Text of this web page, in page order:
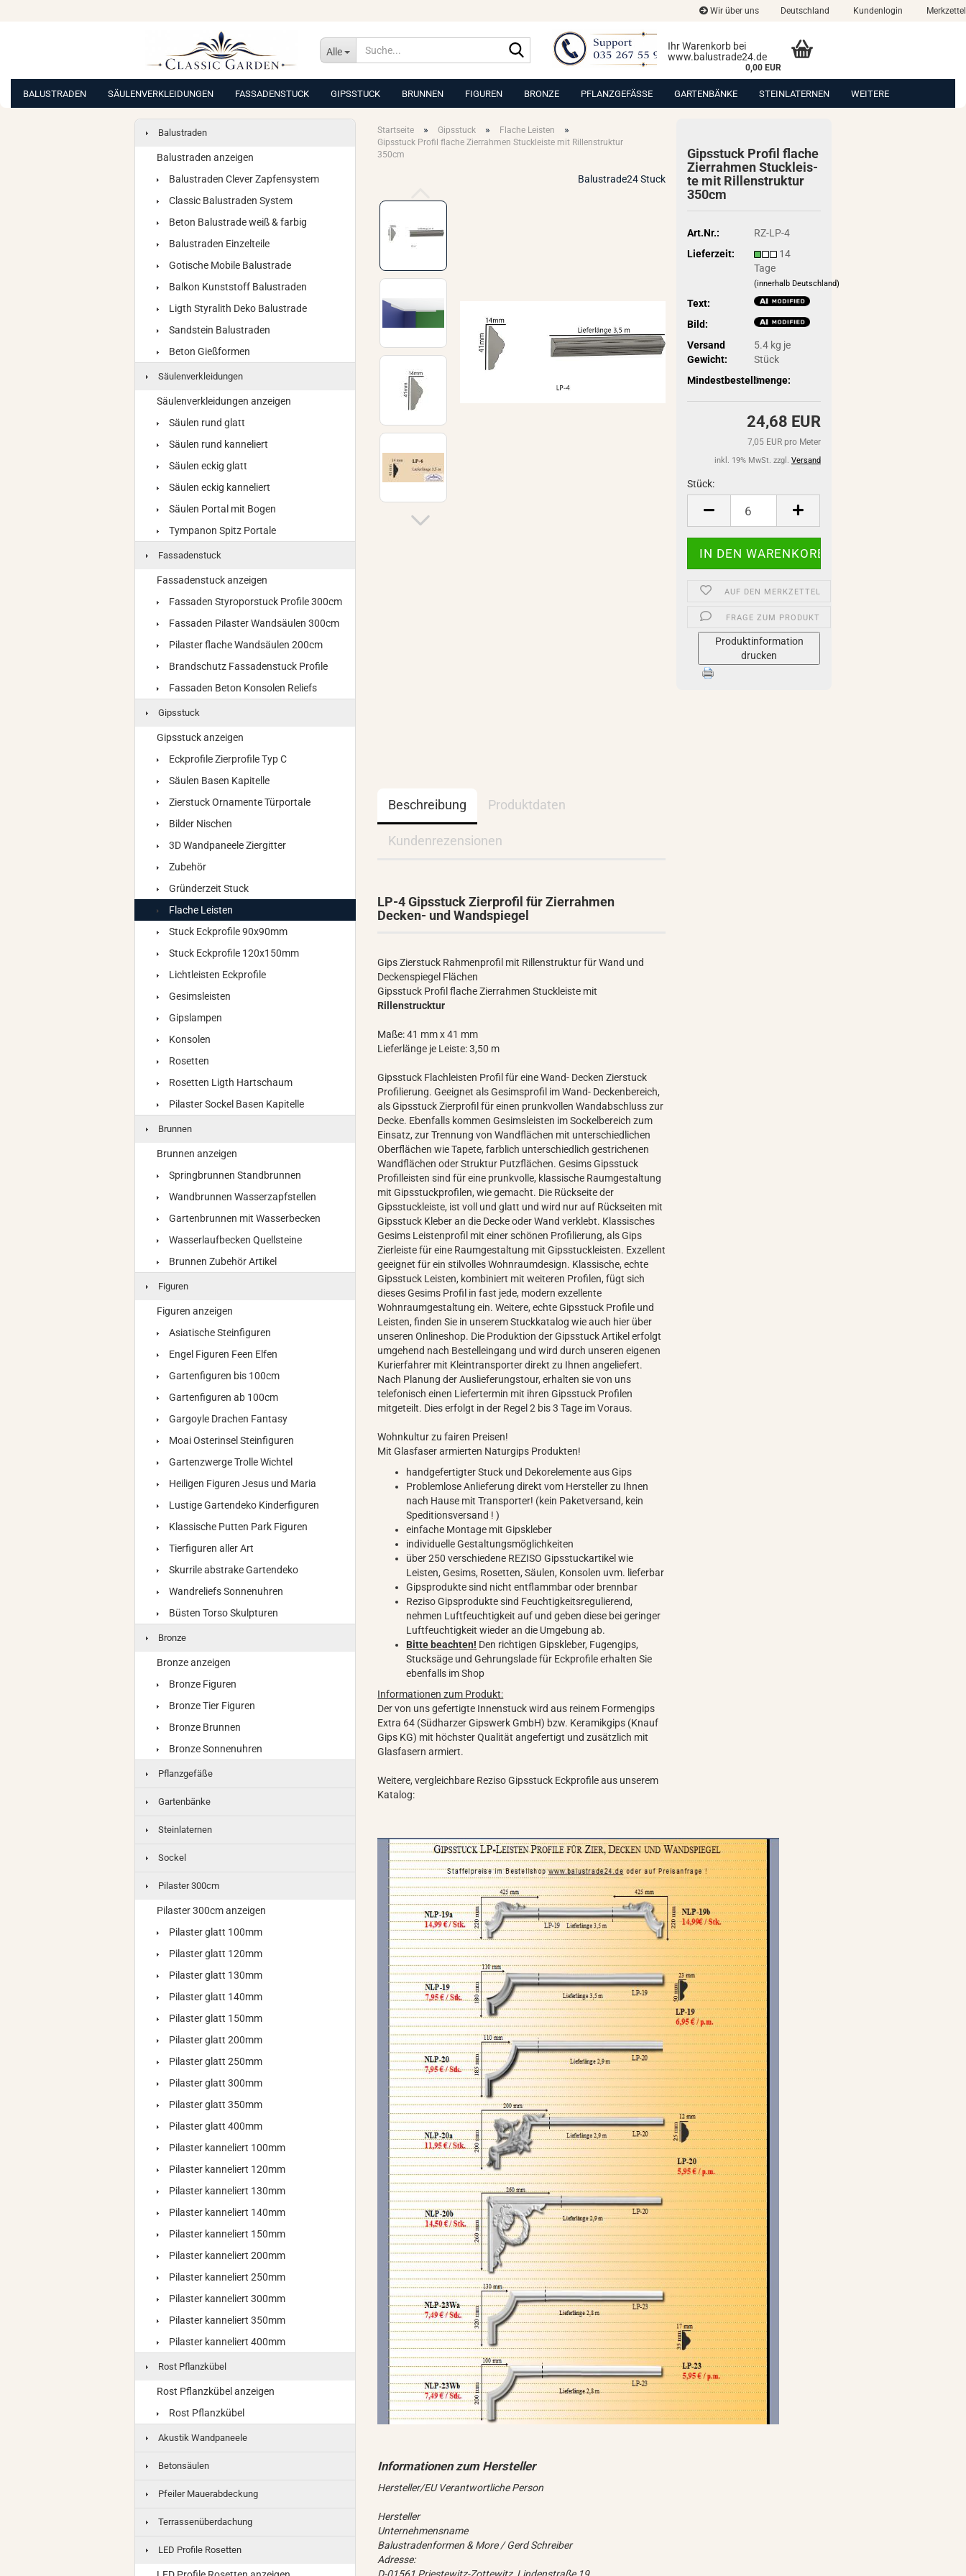
Wir über uns Deutschland Kundenlogin Merkzettel
Alle
Suche...
Ihr Warenkorb bei
www.balustrade24.de
0,00 EUR
BALUSTRADEN SÄULENVERKLEIDUNGEN FASSADENSTUCK GIPSSTUCK BRUNNEN FIGUREN BRONZE PFLANZGEFÄSSE GARTENBÄNKE STEINLATERNEN WEITERE
Startseite » Gipsstuck » Flache Leisten »
Gipsstuck Profil flache Zierrahmen Stuckleiste mit Rillenstruktur
350cm
Balustrade24 Stuck
Gips­stuck Pro­fil fla­che
Zier­rah­men Stuck­leis­
te mit Ril­len­struk­tur
350cm
Art.Nr.:
RZ-LP-4
Lieferzeit:
14
Tage
(innerhalb Deutschland)
Text:
Bild:
Versand
Gewicht:
5.4kg je
Stück
Mindestbestellmenge:
6
24,68 EUR
7,05 EUR pro Meter
inkl. 19% MwSt. zzgl. Versand
Stück:
Stück
AUF DEN MERKZETTEL
FRAGE ZUM PRODUKT
Produktinformation
drucken
Beschreibung Produktdaten
Kundenrezensionen
LP-4 Gipsstuck Zierprofil für Zierrahmen
Decken- und Wandspiegel
Gips Zierstuck Rahmenprofil mit Rillenstruktur für Wand und
Deckenspiegel Flächen
Gipsstuck Profil flache Zierrahmen Stuckleiste mit
Rillenstrucktur
Maße: 41 mm x 41 mm
Lieferlänge je Leiste: 3,50 m
Gipsstuck Flachleisten Profil für eine Wand- Decken Zierstuck
Profilierung. Geeignet als Gesimsprofil im Wand- Deckenbereich,
als Gipsstuck Zierprofil für einen prunkvollen Wandabschluss zur
Decke. Ebenfalls kommen Gesimsleisten im Sockelbereich zum
Einsatz, zur Trennung von Wandflächen mit unterschiedlichen
Oberflächen wie Tapete, farblich unterschiedlich gestrichenen
Wandflächen oder Struktur Putzflächen. Gesims Gipsstuck
Profilleisten sind für eine prunkvolle, klassische Raumgestaltung
mit Gipsstuckprofilen, wie gemacht. Die Rückseite der
Gipsstuckleiste, ist voll und glatt und wird nur auf Rückseiten mit
Gipsstuck Kleber an die Decke oder Wand verklebt. Klassisches
Gesims Leistenprofil mit einer schönen Profilierung, als Gips
Zierleiste für eine Raumgestaltung mit Gipsstuckleisten. Exzellent
geeignet für ein stilvolles Wohnraumdesign. Klassische, echte
Gipsstuck Leisten, kombiniert mit weiteren Profilen, fügt sich
dieses Gesims Profil in fast jede, modern exzellente
Wohnraumgestaltung ein. Weitere, echte Gipsstuck Profile und
Leisten, finden Sie in unserem Stuckkatalog wie auch hier über
unseren Onlineshop. Die Produktion der Gipsstuck Artikel erfolgt
umgehend nach Bestelleingang und wird durch unseren eigenen
Kurierfahrer mit Kleintransporter direkt zu Ihnen angeliefert.
Nach Planung der Auslieferungstour, erhalten sie von uns
telefonisch einen Liefertermin mit ihren Gipsstuck Profilen
mitgeteilt. Dies erfolgt in der Regel 2 bis 3 Tage im Voraus.
Wohnkultur zu fairen Preisen!
Mit Glasfaser armierten Naturgips Produkten!
handgefertigter Stuck und Dekorelemente aus Gips
Problemlose Anlieferung direkt vom Hersteller zu Ihnen
nach Hause mit Transporter! (kein Paketversand, kein
Speditionsversand ! )
einfache Montage mit Gipskleber
individuelle Gestaltungsmöglichkeiten
über 250 verschiedene REZISO Gipsstuckartikel wie
Leisten, Gesims, Rosetten, Säulen, Konsolen uvm. lieferbar
Gipsprodukte sind nicht entflammbar oder brennbar
Reziso Gipsprodukte sind Feuchtigkeitsregulierend,
nehmen Luftfeuchtigkeit auf und geben diese bei geringer
Luftfeuchtigkeit wieder an die Umgebung ab.
Bitte beachten! Den richtigen Gipskleber, Fugengips,
Stucksäge und Gehrungslade für Eckprofile erhalten Sie
ebenfalls im Shop
Informationen zum Produkt:
Der von uns gefertigte Innenstuck wird aus reinem Formengips
Extra 64 (Südharzer Gipswerk GmbH) bzw. Keramikgips (Knauf
Gips KG) mit höchster Qualität angefertigt und zusätzlich mit
Glasfasern armiert.
Weitere, vergleichbare Reziso Gipsstuck Eckprofile aus unserem
Katalog:
Hersteller/EU Verantwortliche Person
Hersteller
Unternehmensname
Balustradenformen & More / Gerd Schreiber
Adresse:
Balustraden
Balustraden anzeigen
Balustraden Clever Zapfensystem
Classic Balustraden System
Beton Balustrade weiß & farbig
Balustraden Einzelteile
Gotische Mobile Balustrade
Balkon Kunststoff Balustraden
Ligth Styralith Deko Balustrade
Sandstein Balustraden
Beton Gießformen
Säulenverkleidungen
Säulenverkleidungen anzeigen
Säulen rund glatt
Säulen rund kanneliert
Säulen eckig glatt
Säulen eckig kanneliert
Säulen Portal mit Bogen
Tympanon Spitz Portale
Fassadenstuck
Fassadenstuck anzeigen
Fassaden Styroporstuck Profile 300cm
Fassaden Pilaster Wandsäulen 300cm
Pilaster flache Wandsäulen 200cm
Brandschutz Fassadenstuck Profile
Fassaden Beton Konsolen Reliefs
Gipsstuck
Gipsstuck anzeigen
Eckprofile Zierprofile Typ C
Säulen Basen Kapitelle
Zierstuck Ornamente Türportale
Bilder Nischen
3D Wandpaneele Ziergitter
Zubehör
Gründerzeit Stuck
Flache Leisten
Stuck Eckprofile 90x90mm
Stuck Eckprofile 120x150mm
Lichtleisten Eckprofile
Gesimsleisten
Gipslampen
Konsolen
Rosetten
Rosetten Ligth Hartschaum
Pilaster Sockel Basen Kapitelle
Brunnen
Brunnen anzeigen
Springbrunnen Standbrunnen
Wandbrunnen Wasserzapfstellen
Gartenbrunnen mit Wasserbecken
Wasserlaufbecken Quellsteine
Brunnen Zubehör Artikel
Figuren
Figuren anzeigen
Asiatische Steinfiguren
Engel Figuren Feen Elfen
Gartenfiguren bis 100cm
Gartenfiguren ab 100cm
Gargoyle Drachen Fantasy
Moai Osterinsel Steinfiguren
Gartenzwerge Trolle Wichtel
Heiligen Figuren Jesus und Maria
Lustige Gartendeko Kinderfiguren
Klassische Putten Park Figuren
Tierfiguren aller Art
Skurrile abstrake Gartendeko
Wandreliefs Sonnenuhren
Büsten Torso Skulpturen
Bronze
Bronze anzeigen
Bronze Figuren
Bronze Tier Figuren
Bronze Brunnen
Bronze Sonnenuhren
Pflanzgefäße
Gartenbänke
Steinlaternen
Sockel
Pilaster 300cm
Pilaster 300cm anzeigen
Pilaster glatt 100mm
Pilaster glatt 120mm
Pilaster glatt 130mm
Pilaster glatt 140mm
Pilaster glatt 150mm
Pilaster glatt 200mm
Pilaster glatt 250mm
Pilaster glatt 300mm
Pilaster glatt 350mm
Pilaster glatt 400mm
Pilaster kanneliert 100mm
Pilaster kanneliert 120mm
Pilaster kanneliert 130mm
Pilaster kanneliert 140mm
Pilaster kanneliert 150mm
Pilaster kanneliert 200mm
Pilaster kanneliert 250mm
Pilaster kanneliert 300mm
Pilaster kanneliert 350mm
Pilaster kanneliert 400mm
Rost Pflanzkübel
Rost Pflanzkübel anzeigen
Rost Pflanzkübel
Akustik Wandpaneele
Betonsäulen
Pfeiler Mauerabdeckung
Terrassenüberdachung
LED Profile Rosetten